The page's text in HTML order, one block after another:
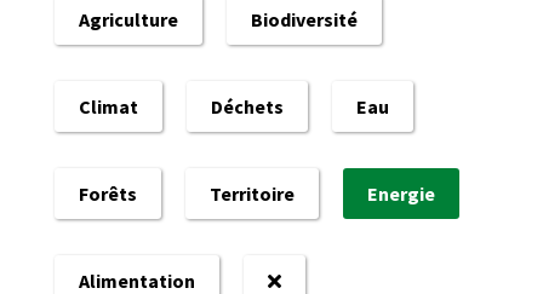
Agriculture Biodiversité
Climat Déchets Eau
Forêts Territoire Energie
Alimentation